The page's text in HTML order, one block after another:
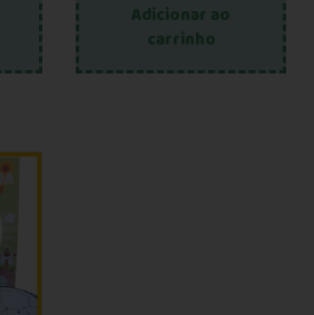
Adicionar ao
carrinho